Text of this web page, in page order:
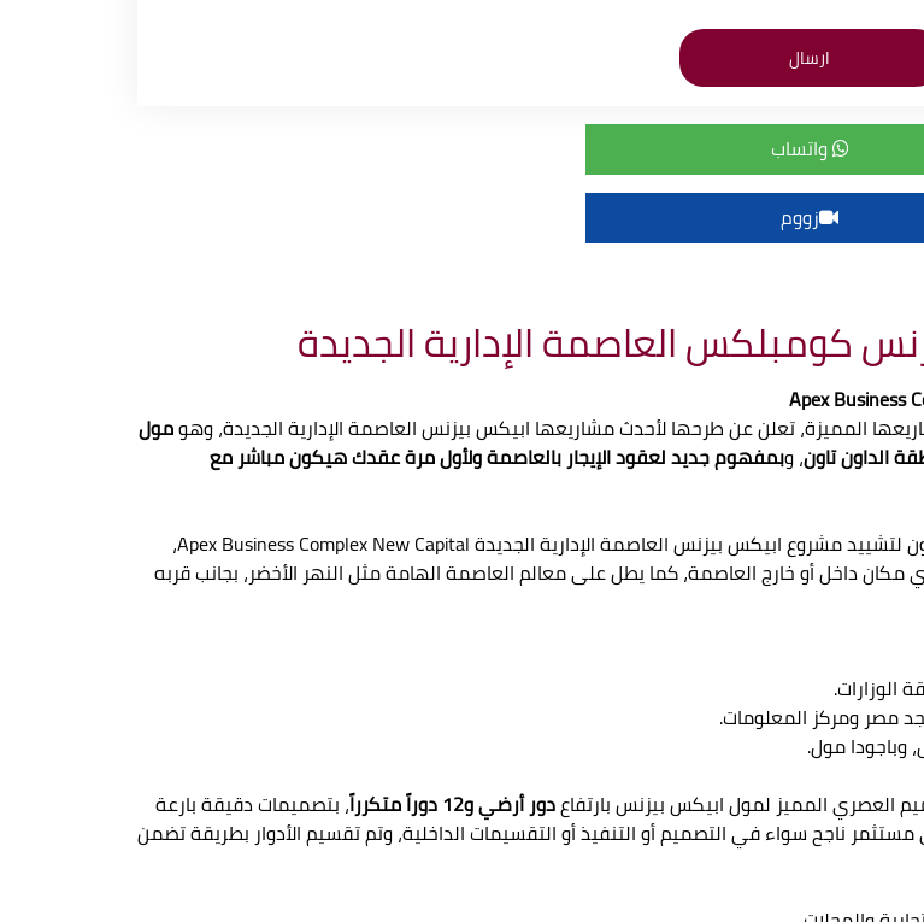
واتساب
زووم
كومبلكس العاصمة الإدارية الجديدة
المميزة، تعلن عن طرحها لأحدث مشاريعها ابيكس بيزنس العاصمة الإدارية الجديدة، وهومول
الداون تاون، وبمفهوم جديد لعقود الإيجار بالعاصمة ولأول مرة عقدك هيكون مباشر مع
الاستثمار الناجح يبدأ بموقع مميز؛ لذلك تم اختيار أفضل مناطق الداون تاون لتشييد مشروع ابيكس بيزنس العاصمة الإدارية الجديدة Apex Business Complex New Capital،
داخل أو خارج العاصمة، كما يطل على معالم العاصمة الهامة مثل النهر الأخضر، بجانب قربه
الوزارات.
وباجودا مول.
دور أرضي و12 دوراً متكرراً
، بتصميمات دقيقة بارعة
مستثمر ناجح سواء في التصميم أو التنفيذ أو التقسيمات الداخلية، وتم تقسيم الأدوار بطريقة تضمن